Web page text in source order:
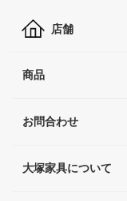
店舗
商品
お問合わせ
大塚家具について